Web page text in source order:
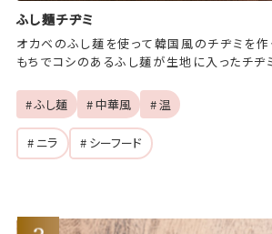
ふし麺チヂミ
オカベのふし麺を使って韓国風のチヂミを作
もちでコシのあるふし麺が生地に入ったチヂ
# ふし麺 # 中華風 # 温
# ニラ
# シーフード